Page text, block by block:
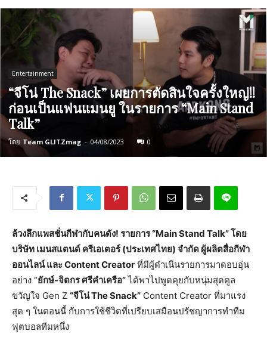
Entertainment
“จีโน่ The Snack” เผยการตัดสินใจครั้งใหญ่!!
ก่อนเป็นแฟนแมนยู ในรายการ “Main Stand
Talk”
โดย Team GLITZmag - 04/08/2023 0
ล้วงลึกแพสชั่นกีฬากับคนดัง! รายการ “Main Stand Talk” โดย
บริษัท เมนสแตนด์ ครีเอเตอร์ (ประเทศไทย) จำกัด ผู้ผลิตสื่อกีฬา
ออนไลน์ และ Content Creator ที่มีผู้ดำเนินรายการมาดอบอุ่น
อย่าง “ยักษ์-จิตกร ศรีคำเครือ”ได้พาไปพูดคุยกับหนุ่มสุดคูล
ขวัญใจ Gen Z “จีโน่ The Snack” Content Creator ที่มาแรง
สุด ๆ ในตอนนี้ กับการใช้ชีวิตที่เปรียบเสมือนปรัชญาการทำทีม
ฟุตบอลทีมหนึ่ง